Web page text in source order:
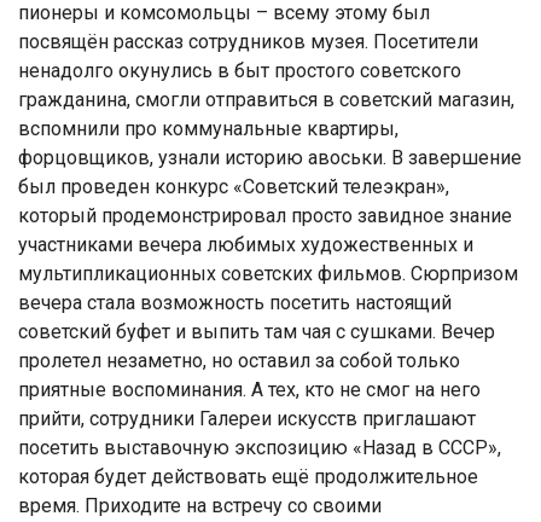
пионеры и комсомольцы – всему этому был
посвящён рассказ сотрудников музея. Посетители
ненадолго окунулись в быт простого советского
гражданина, смогли отправиться в советский магазин,
вспомнили про коммунальные квартиры,
форцовщиков, узнали историю авоськи. В завершение
был проведен конкурс «Советский телеэкран»,
который продемонстрировал просто завидное знание
участниками вечера любимых художественных и
мультипликационных советских фильмов. Сюрпризом
вечера стала возможность посетить настоящий
советский буфет и выпить там чая с сушками. Вечер
пролетел незаметно, но оставил за собой только
приятные воспоминания. А тех, кто не смог на него
прийти, сотрудники Галереи искусств приглашают
посетить выставочную экспозицию «Назад в СССР»,
которая будет действовать ещё продолжительное
время. Приходите на встречу со своими